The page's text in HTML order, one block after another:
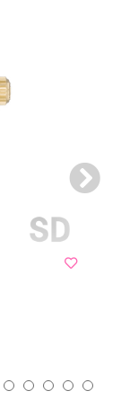
14 15 16 17
18